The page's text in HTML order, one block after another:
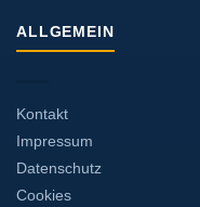
ALLGEMEIN
Kontakt
Impressum
Datenschutz
Cookies